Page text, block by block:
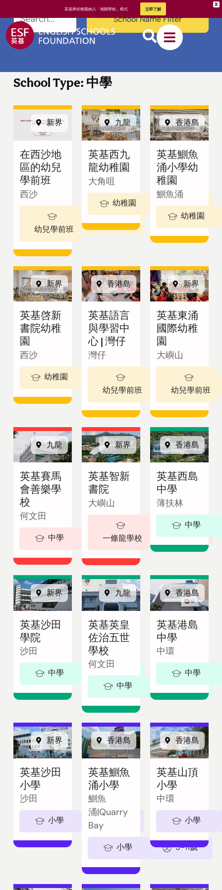
X
英基將幼稚園納入「相關學校」模式 立即了解
School Name Filter
School Type: 中學
新界
在西沙地
區的幼兒
學前班
西沙
幼兒學前班
2 - 3歲
九龍
圖片由AI輔助製作，僅
作示意用途
英基西九
龍幼稚園
大角咀
幼稚園
香港島
圖片由AI輔助製作，僅
作示意用途
英基鰂魚
涌小學幼
稚園
鰂魚涌
幼稚園
新界
圖片由AI輔助製作，僅
作示意用途
英基啓新
書院幼稚
園
西沙
幼稚園 3-5 歲
香港島
英基語言
與學習中
心 | 灣仔
灣仔
幼兒學前班
2 - 3歲
新界
英基東涌
國際幼稚
園
大嶼山
幼兒學前班
九龍
英基賽馬
會善樂學
校
何文田
中學 5-19歲
新界
英基智新
書院
大嶼山
一條龍學校
5-18 歲
香港島
英基西島
中學
薄扶林
中學
新界
英基沙田
學院
沙田
中學
九龍
英基英皇
佐治五世
學校
何文田
中學 11-18歲
香港島
英基港島
中學
中環
中學
新界
英基沙田
小學
沙田
小學
香港島
英基鰂魚
涌小學
鰂魚
涌|Quarry
Bay
小學 5-11歲
香港島
英基山頂
小學
中環
小學
關於英基
我們的教學
方式
英基學校
招生
查詢表格
繁體中文
最新公告
立
即
諮
詢
View in:
English
繁體中文